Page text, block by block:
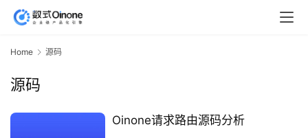
Home 源码
源码
Oinone请求路由源码分析